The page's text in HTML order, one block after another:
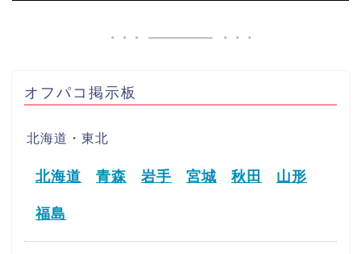
オフパコ掲示板
北海道・東北
北海道 青森 岩手 宮城 秋田 山形
福島